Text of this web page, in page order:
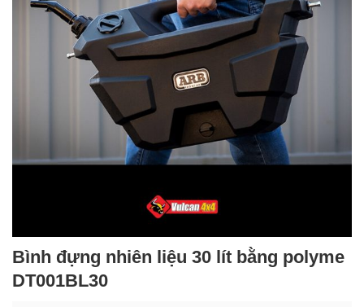
Bình đựng nhiên liệu 30 lít bằng polyme
DT001BL30